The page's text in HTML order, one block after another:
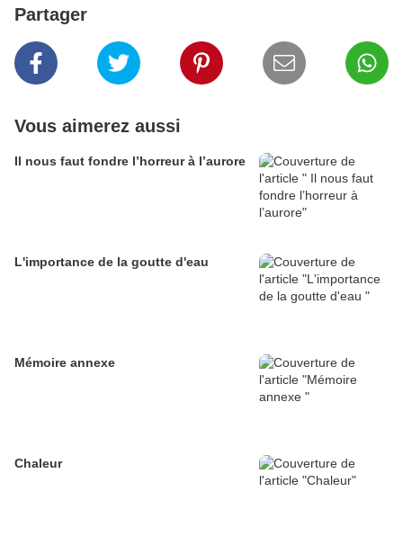
Partager
Vous aimerez aussi
Il nous faut fondre l’horreur à l’aurore
L'importance de la goutte d'eau
Mémoire annexe
Chaleur